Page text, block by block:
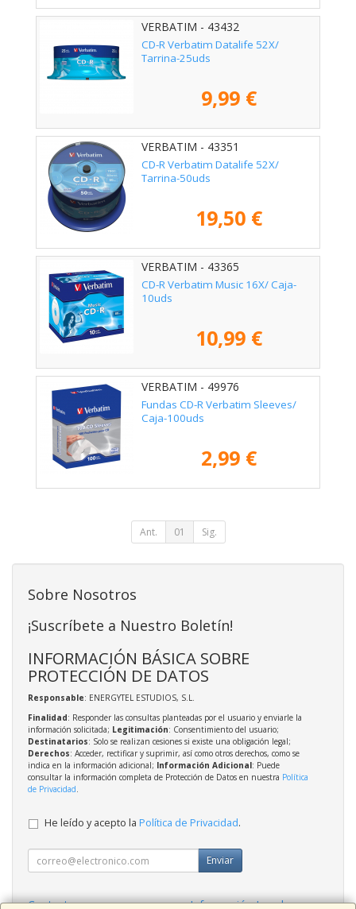
VERBATIM - 43432
CD-R Verbatim Datalife 52X/
Tarrina-25uds
9,99 €
VERBATIM - 43351
CD-R Verbatim Datalife 52X/
Tarrina-50uds
19,50 €
VERBATIM - 43365
CD-R Verbatim Music 16X/ Caja-
10uds
10,99 €
VERBATIM - 49976
Fundas CD-R Verbatim Sleeves/
Caja-100uds
2,99 €
Ant. 01 Sig.
Sobre Nosotros
¡Suscríbete a Nuestro Boletín!
INFORMACIÓN BÁSICA SOBRE
PROTECCIÓN DE DATOS
Responsable: ENERGYTEL ESTUDIOS, S.L.
Finalidad: Responder las consultas planteadas por el usuario y enviarle la
información solicitada; Legitimación: Consentimiento del usuario;
Destinatarios: Solo se realizan cesiones si existe una obligación legal;
Derechos: Acceder, rectificar y suprimir, así como otros derechos, como se
indica en la información adicional; Información Adicional: Puede
consultar la información completa de Protección de Datos en nuestra Política
de Privacidad.
He leído y acepto la Política de Privacidad.
Enviar
Contacto Información Legal